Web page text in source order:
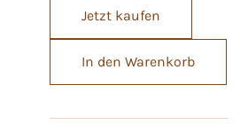
Jetzt kaufen
In den Warenkorb